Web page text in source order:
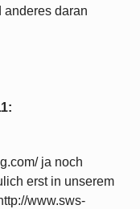
anderes daran
:
ja noch
erst in unserem
www.sws-